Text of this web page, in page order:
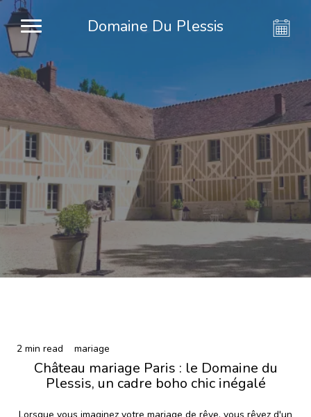
Domaine Du Plessis
2 min read mariage
Château mariage Paris : le Domaine du
Plessis, un cadre boho chic inégalé